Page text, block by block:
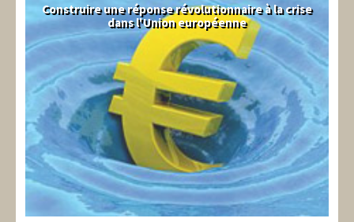
Syndical
Construire une réponse révolutionnaire à la crise
dans l'Union européenne